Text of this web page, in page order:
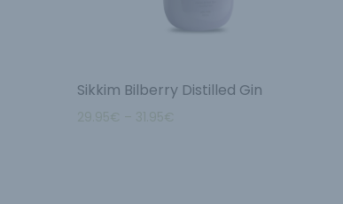
Sikkim Bilberry Distilled Gin
29.95€ – 31.95€